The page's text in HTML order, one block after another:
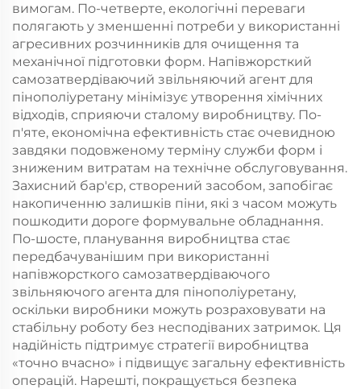
вимогам. По-четверте, екологічні переваги
полягають у зменшенні потреби у використанні
агресивних розчинників для очищення та
механічної підготовки форм. Напівжорсткий
самозатвердіваючий звільняючий агент для
пінополіуретану мінімізує утворення хімічних
відходів, сприяючи сталому виробництву. По-
п'яте, економічна ефективність стає очевидною
завдяки подовженому терміну служби форм і
зниженим витратам на технічне обслуговування.
Захисний бар'єр, створений засобом, запобігає
накопиченню залишків піни, які з часом можуть
пошкодити дороге формувальне обладнання.
По-шосте, планування виробництва стає
передбачуванішим при використанні
напівжорсткого самозатвердіваючого
звільняючого агента для пінополіуретану,
оскільки виробники можуть розраховувати на
стабільну роботу без несподіваних затримок. Ця
надійність підтримує стратегії виробництва
«точно вчасно» і підвищує загальну ефективність
операцій. Нарешті, покращується безпека